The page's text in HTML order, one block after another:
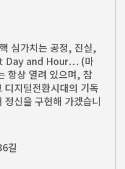
심가치는 공정, 진실,
Day and Hour… (마
항상 열려 있으며, 참
디지털전환시대의 기독
신을 구현해 가겠습니
길